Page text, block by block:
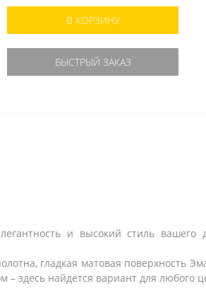
В КОРЗИНУ
БЫСТРЫЙ ЗАКАЗ
и высокий стиль
гладкая матовая поверхность
здесь найдется вариант для любого